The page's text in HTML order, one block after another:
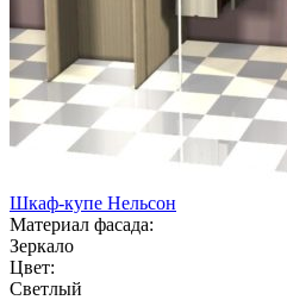
Шкаф-купе Нельсон
Материал фасада:
Зеркало
Цвет:
Светлый